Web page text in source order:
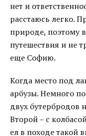
нет и
расстаюсь легко.
природе, поэтому
путешествия и не
еще Софию.
Когда место под
арбузы. Немного
двух бутербродов
Второй – с
ел в походе такой